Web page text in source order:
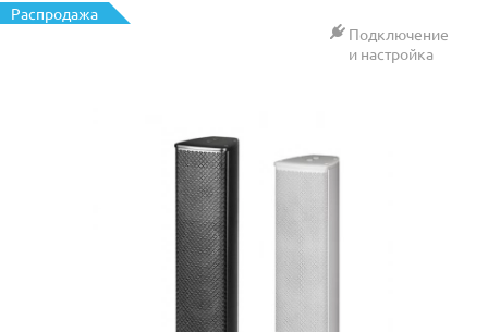
Распродажа
Подключение
и настройка